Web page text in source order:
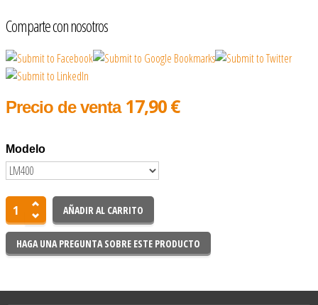
Comparte con nosotros
Precio de venta 17,90 €
Modelo
HAGA UNA PREGUNTA SOBRE ESTE PRODUCTO